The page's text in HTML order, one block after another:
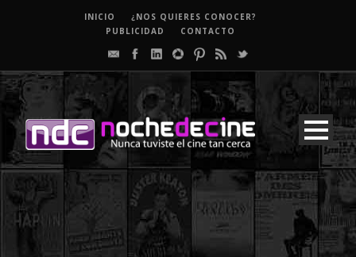
INICIO
¿NOS QUIERES CONOCER?
PUBLICIDAD
CONTACTO